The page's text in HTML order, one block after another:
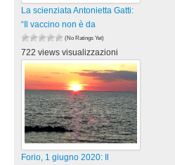
La scienziata Antonietta Gatti:
“Il vaccino non è da
(No Ratings Yet)
722 views visualizzazioni
Forio, 1 giugno 2020: Il